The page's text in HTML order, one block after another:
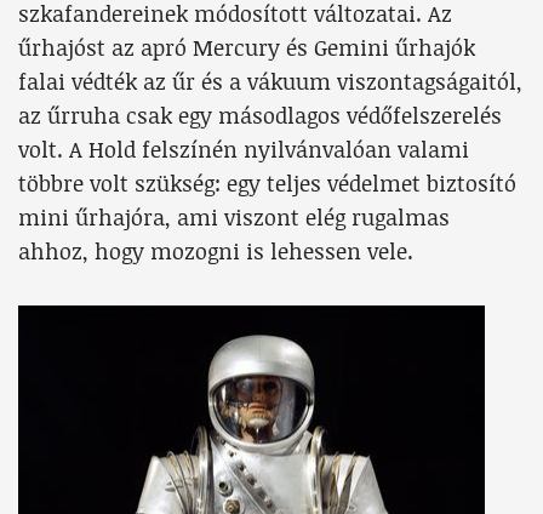
szkafandereinek módosított változatai. Az
űrhajóst az apró Mercury és Gemini űrhajók
falai védték az űr és a vákuum viszontagságaitól,
az űrruha csak egy másodlagos védőfelszerelés
volt. A Hold felszínén nyilvánvalóan valami
többre volt szükség: egy teljes védelmet biztosító
mini űrhajóra, ami viszont elég rugalmas
ahhoz, hogy mozogni is lehessen vele.